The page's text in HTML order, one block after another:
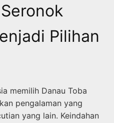
Pilihan
memilih Danau Toba
pengalaman yang
yang lain. Keindahan